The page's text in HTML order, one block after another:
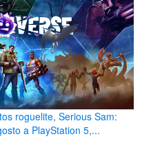
roguelite, Serious Sam:
a PlayStation 5,...